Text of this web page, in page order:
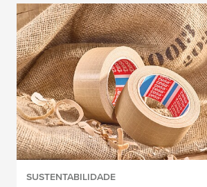
SUSTENTABILIDADE